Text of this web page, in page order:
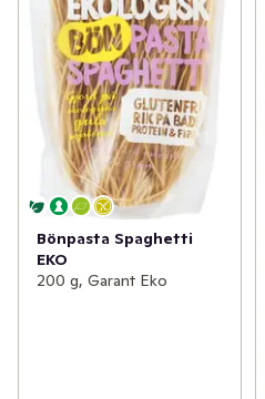
Bönpasta Spaghetti
EKO
200 g, Garant Eko